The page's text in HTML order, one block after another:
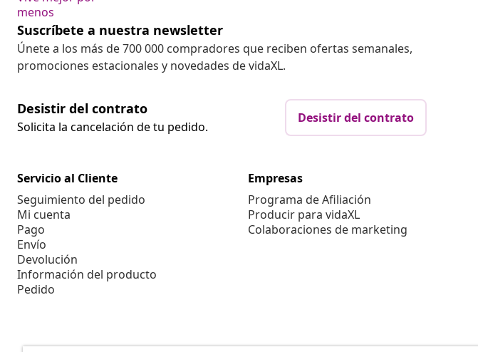
menos
Suscríbete a nuestra newsletter
Únete a los más de 700 000 compradores que reciben ofertas semanales,
promociones estacionales y novedades de vidaXL.
Desistir del contrato
Solicita la cancelación de tu pedido.
Desistir del contrato
Servicio al Cliente
Seguimiento del pedido
Mi cuenta
Pago
Envío
Devolución
Información del producto
Pedido
Empresas
Programa de Afiliación
Producir para vidaXL
Colaboraciones de marketing